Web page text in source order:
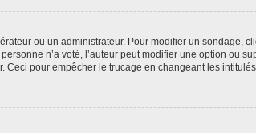
ou un administrateur. Pour modifier un sondage,
n’a voté, l’auteur peut modifier une option ou
Ceci pour empêcher le trucage en changeant les